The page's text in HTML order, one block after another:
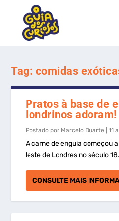
Tag: comidas
Pratos à base de
londrinos adoram!
Postado por Marcelo Duarte |11
A carne de enguia começou
leste de Londres no século
CONSULTE MAIS